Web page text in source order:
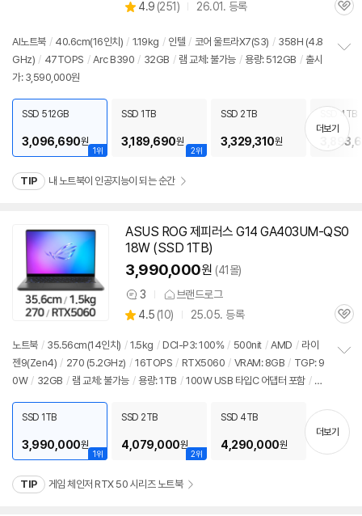
품
견
별
4.9 (상
리
뷰
251) 26.01. 등록
관
AI노트북 / 40.6cm(16인치) / 1.19kg / 인텔 / 코어 울트라X7(S3) / 358H (4.8
GHz) / 47TOPS / Arc B390 / 32GB / 램 교체: 불가능 / 용량: 512GB / 출시
가: 3,590,000원
치
기
1위
SSD 512GB
3,096,690원
2위
SSD 1TB
3,189,690원
SSD 2TB
3,329,310원
SSD 4TB
더보기
TIP 내 노트북이 인공지능이 되는 순간
ASUS ROG 제피러스 G14 GA403UM-QS0
18W (SSD 1TB)
3,990,000원 (41몰)
상
품
견
3 브랜드로그
별
점
4.5 (상
리
뷰
10) 25.05. 등록
관
노트북 / 35.56cm(14인치) / 1.5kg / DCI-P3: 100% / 500nit / AMD / 라이
젠9(Zen4) / 270 (5.2GHz) / 16TOPS / RTX5060 / VRAM: 8GB / TGP: 9
0W / 32GB / 램 교체: 불가능 / 용량: 1TB / 100W USB 타입C 어댑터 포함 / 출
기
1위
SSD 1TB
3,990,000원
2위
SSD 2TB
4,079,000원
SSD 4TB
4,290,000원
더보기
TIP 게임 체인저 RTX 50 시리즈 노트북